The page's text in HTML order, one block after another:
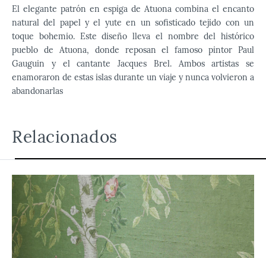
El elegante patrón en espiga de Atuona combina el encanto
natural del papel y el yute en un sofisticado tejido con un
toque bohemio. Este diseño lleva el nombre del histórico
pueblo de Atuona, donde reposan el famoso pintor Paul
Gauguin y el cantante Jacques Brel. Ambos artistas se
enamoraron de estas islas durante un viaje y nunca volvieron a
abandonarlas
Relacionados